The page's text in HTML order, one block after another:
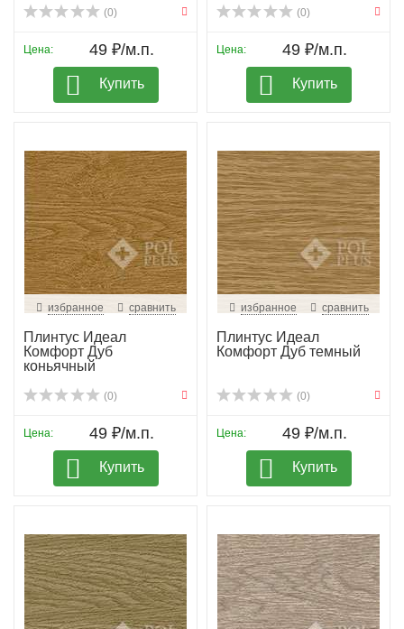
(0)
Цена: 49 ₽/м.п.
Купить
(0)
Цена: 49 ₽/м.п.
Купить
избранное сравнить
Плинтус Идеал
Комфорт Дуб
коньячный
(0)
Цена: 49 ₽/м.п.
Купить
избранное сравнить
Плинтус Идеал
Комфорт Дуб темный
(0)
Цена: 49 ₽/м.п.
Купить